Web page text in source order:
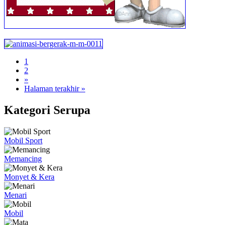
1
2
»
Halaman terakhir »
Kategori Serupa
Mobil Sport
Memancing
Monyet & Kera
Menari
Mobil